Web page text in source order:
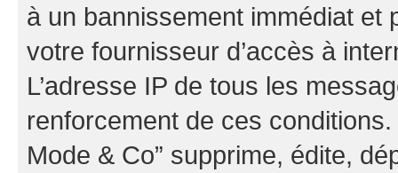
à un bannissement immédiat et
votre fournisseur d’accès à
L’adresse IP de tous les
renforcement de ces
Mode & Co” supprime, édite,